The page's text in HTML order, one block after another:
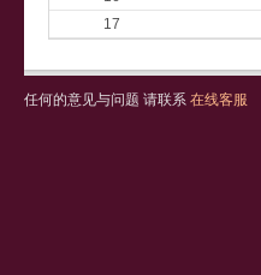
17
任何的意见与问题 请联系 在线客服